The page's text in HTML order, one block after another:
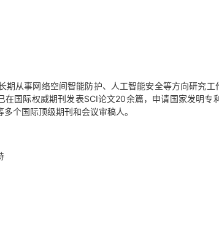
从事网络空间智能防护、人工智能安全等方向研究工
国际权威期刊发表SCI论文20余篇，申请国家发明专
个国际顶级期刊和会议审稿人。